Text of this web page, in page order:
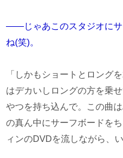
――じゃあこのスタジオにサ
ね(笑)。
「しかもショートとロング
はデカいしロングの方を乗
やつを持ち込んで。この曲
の真ん中にサーフボードを
ィンのDVDを流しながら、